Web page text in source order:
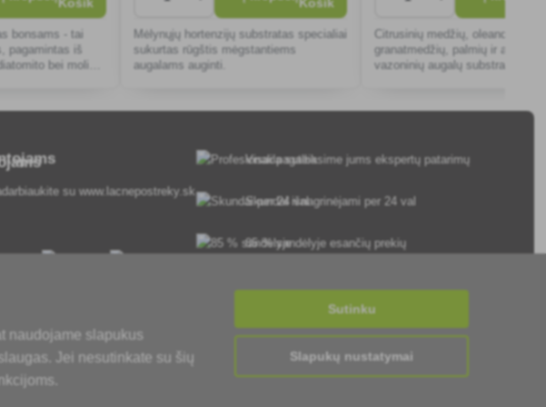
bonsams - tai
pagamintas iš
bei molio,
Mėlynųjų hortenzijų substratas specialiai
sukurtas rūgštis mėgstantiems
augalams auginti.
Citrusinių medžių, oleandrų,
granatmedžių, palmių ir
vazoninių augalų substratas
suwww.lacnepostreky.sk
Visada suteiksime jums ekspertų patarimų
Skundai išnagrinėjami per 24 val
85 % sandėlyje esančių prekių
naudojame slapukus
Jei nesutinkate su šių
Sutinku
Slapukų nustatymai